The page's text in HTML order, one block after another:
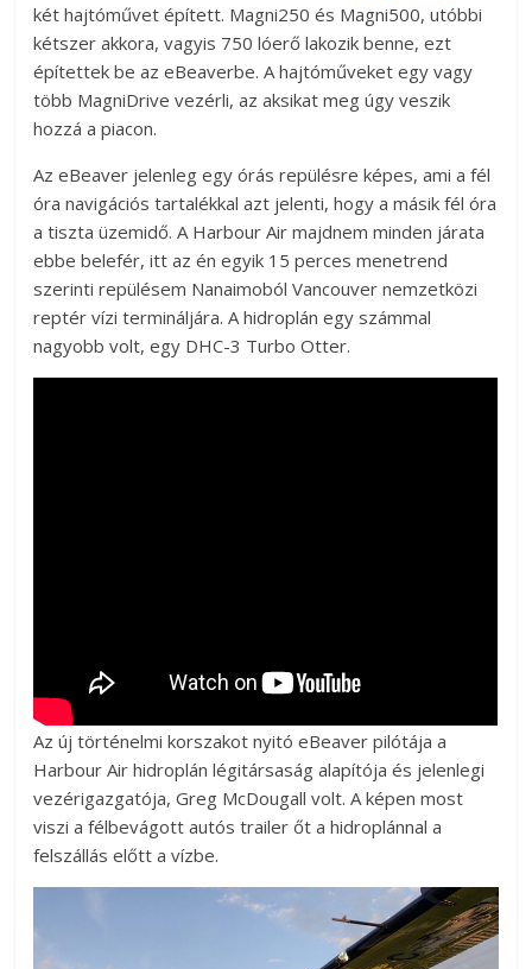
két hajtóművet épített. Magni250 és Magni500, utóbbi
kétszer akkora, vagyis 750 lóerő lakozik benne, ezt
építettek be az eBeaverbe. A hajtóműveket egy vagy
több MagniDrive vezérli, az aksikat meg úgy veszik
hozzá a piacon.
Az eBeaver jelenleg egy órás repülésre képes, ami a fél
óra navigációs tartalékkal azt jelenti, hogy a másik fél óra
a tiszta üzemidő. A Harbour Air majdnem minden járata
ebbe belefér, itt az én egyik 15 perces menetrend
szerinti repülésem Nanaimoból Vancouver nemzetközi
reptér vízi termináljára. A hidroplán egy számmal
nagyobb volt, egy DHC-3 Turbo Otter.
Az új történelmi korszakot nyitó eBeaver pilótája a
Harbour Air hidroplán légitársaság alapítója és jelenlegi
vezérigazgatója, Greg McDougall volt. A képen most
viszi a félbevágott autós trailer őt a hidroplánnal a
felszállás előtt a vízbe.